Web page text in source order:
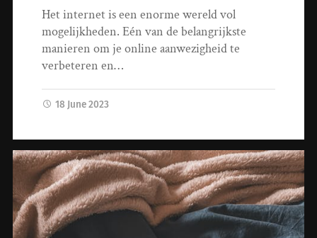
Het internet is een enorme wereld vol
mogelijkheden. Eén van de belangrijkste
manieren om je online aanwezigheid te
verbeteren en…
18 June 2023